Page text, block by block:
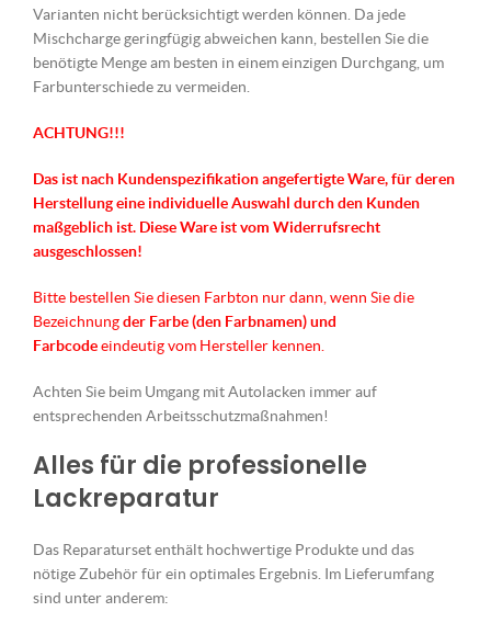
Varianten nicht berücksichtigt werden können. Da jede
Mischcharge geringfügig abweichen kann, bestellen Sie die
benötigte Menge am besten in einem einzigen Durchgang, um
Farbunterschiede zu vermeiden.
ACHTUNG!!!
Das ist nach Kundenspezifikation angefertigte Ware, für deren
Herstellung eine individuelle Auswahl durch den Kunden
maßgeblich ist. Diese Ware ist vom Widerrufsrecht
ausgeschlossen!
Bitte bestellen Sie diesen Farbton nur dann, wenn Sie die
Bezeichnungder Farbe (den Farbnamen) und
Farbcodeeindeutig vom Hersteller kennen.
Achten Sie beim Umgang mit Autolacken immer auf
entsprechenden Arbeitsschutzmaßnahmen!
Alles für die professionelle
Lackreparatur
Das Reparaturset enthält hochwertige Produkte und das
nötige Zubehör für ein optimales Ergebnis. Im Lieferumfang
sind unter anderem: